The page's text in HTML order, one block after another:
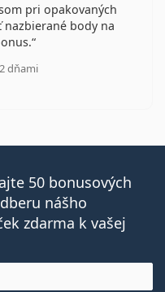
pri opakovaných
body na
dňami
5 z 5
50 bonusových
nášho
zdarma k vašej